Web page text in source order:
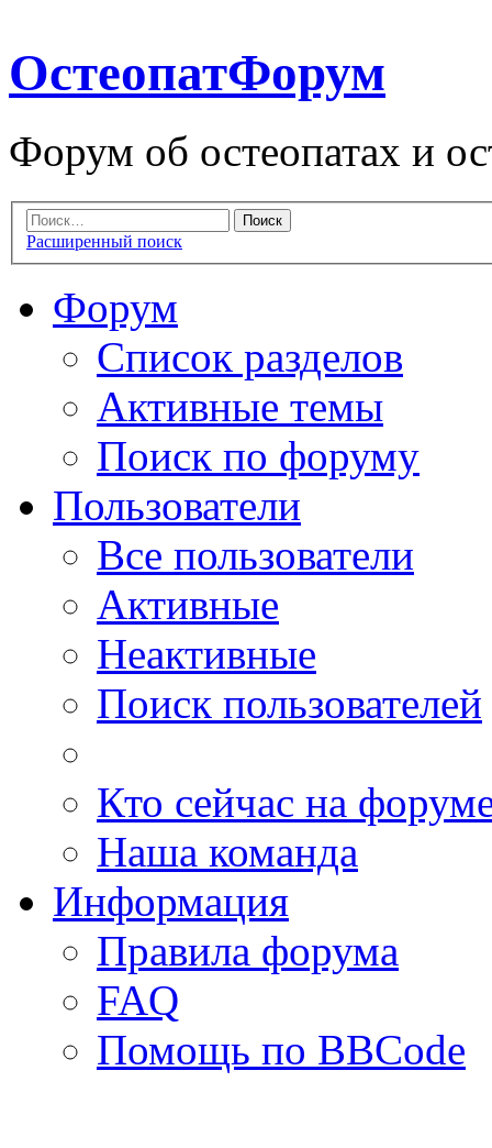
ОстеопатФорум
Форум об остеопатах и
Расширенный поиск
Форум
Список разделов
Активные темы
Поиск по форуму
Пользователи
Все пользователи
Активные
Неактивные
Поиск пользователей
Кто сейчас на
Наша команда
Информация
Правила форума
FAQ
Помощь по BBCode